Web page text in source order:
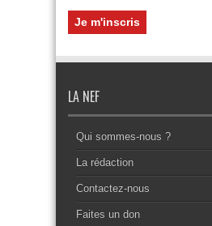
LA NEF
Qui sommes-nous ?
La rédaction
Contactez-nous
Faites un don